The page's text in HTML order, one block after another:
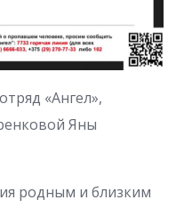
«Ангел»,
Яны
родным и близким